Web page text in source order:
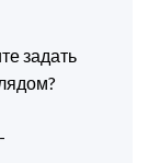
задать